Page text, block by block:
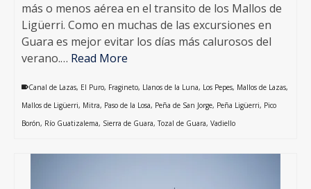
más o menos aérea en el transito de los Mallos de
Ligüerri. Como en muchas de las excursiones en
Guara es mejor evitar los días más calurosos del
verano.… Read More
Canal de Lazas, El Puro, Fragineto, Llanos de la Luna, Los Pepes, Mallos de Lazas,
Mallos de Ligüerri, Mitra, Paso de la Losa, Peña de San Jorge, Peña Ligüerri, Pico
Borón, Río Guatizalema, Sierra de Guara,Tozal de Guara, Vadiello